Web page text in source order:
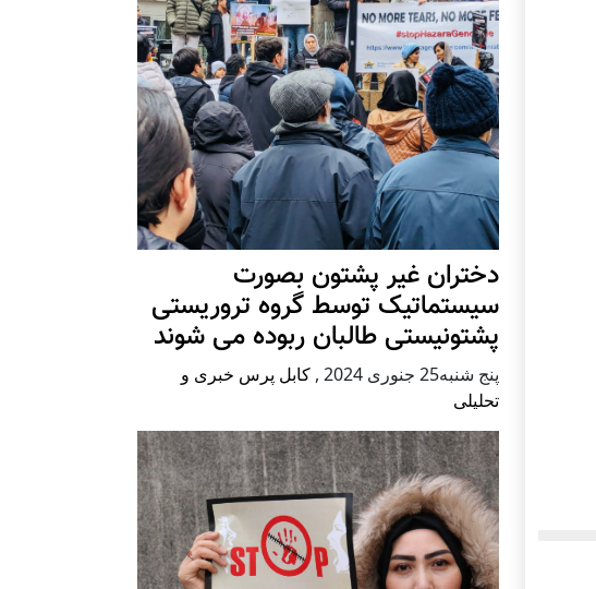
دختران غیر پشتون بصورت
سیستماتیک توسط گروه تروریستی
پشتونیستی طالبان ربوده می شوند
پنج شنبه25 جنوری 2024 , کابل پرس خبری و
تحلیلی